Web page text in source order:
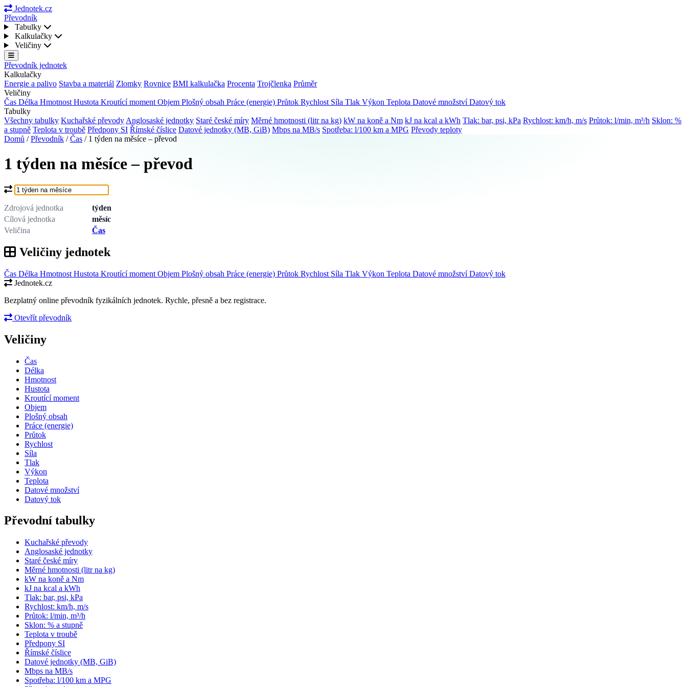
Jednotek.cz
Převodník
Tabulky
Kalkulačky
Veličiny
Převodník jednotek
Kalkulačky
Energie a palivo Stavba a materiál Zlomky Rovnice BMI kalkulačka Procenta Trojčlenka Průměr
Veličiny
Čas Délka Hmotnost Hustota Kroutící moment Objem Plošný obsah Práce (energie) Průtok Rychlost Síla Tlak Výkon Teplota Datové množstvíDatový tok
Tabulky
Všechny tabulky Kuchařské převody Anglosaské jednotky Staré české míry Měrné hmotnosti (litr na kg) kW na koně a Nm kJ na kcal a kWh Tlak: bar, psi, kPa Rychlost: km/h, m/s Průtok: l/min, m³/h Sklon: %
a stupně Teplota v troubě Předpony SI Římské číslice Datové jednotky (MB, GiB) Mbps na MB/s Spotřeba: l/100 km a MPG Převody teploty
Domů / Převodník / Čas / 1 týden na měsíce – převod
1 týden na měsíce – převod
Co chcete převést?
Zdrojová jednotka
týden
Cílová jednotka
měsíc
Veličina
Čas
Veličiny jednotek
Čas Délka Hmotnost Hustota Kroutící moment Objem Plošný obsah Práce (energie) Průtok Rychlost Síla Tlak Výkon Teplota Datové množstvíDatový tok
Jednotek.cz
Bezplatný online převodník fyzikálních jednotek. Rychle, přesně a bez registrace.
Otevřít převodník
Veličiny
Čas
Délka
Hmotnost
Hustota
Kroutící moment
Objem
Plošný obsah
Práce (energie)
Průtok
Rychlost
Síla
Tlak
Výkon
Teplota
Datové množství
Datový tok
Převodní tabulky
Kuchařské převody
Anglosaské jednotky
Staré české míry
Měrné hmotnosti (litr na kg)
kW na koně a Nm
kJ na kcal a kWh
Tlak: bar, psi, kPa
Rychlost: km/h, m/s
Průtok: l/min, m³/h
Sklon: % a stupně
Teplota v troubě
Předpony SI
Římské číslice
Datové jednotky (MB, GiB)
Mbps na MB/s
Spotřeba: l/100 km a MPG